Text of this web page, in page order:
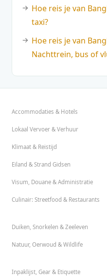
Hoe reis je van
taxi?
Hoe reis je van
Nachttrein, bus of
Accommodaties & Hotels
Lokaal Vervoer & Verhuur
Klimaat & Reistijd
Eiland & Strand Gidsen
Visum, Douane & Administratie
Culinair: Streetfood & Restaurants
Duiken, Snorkelen & Zeeleven
Natuur, Oerwoud & Wildlife
Inpaklijst, Gear & Etiquette